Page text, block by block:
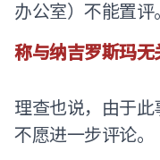
办公室）不能置评
称与纳吉罗斯玛无
理查也说，由于
不愿进一步评论。